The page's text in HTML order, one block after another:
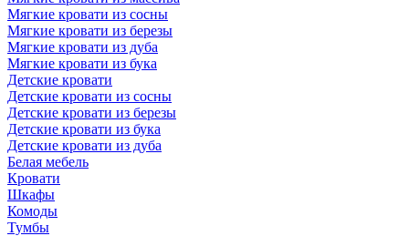
Мягкие кровати из сосны
Мягкие кровати из березы
Мягкие кровати из дуба
Мягкие кровати из бука
Детские кровати
Детские кровати из сосны
Детские кровати из березы
Детские кровати из бука
Детские кровати из дуба
Белая мебель
Кровати
Шкафы
Комоды
Тумбы